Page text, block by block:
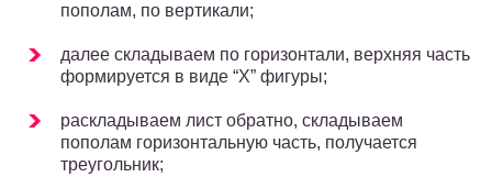
пополам, по вертикали;
далее складываем по горизонтали, верхняя часть
формируется в виде “Х” фигуры;
раскладываем лист обратно, складываем
пополам горизонтальную часть, получается
треугольник;